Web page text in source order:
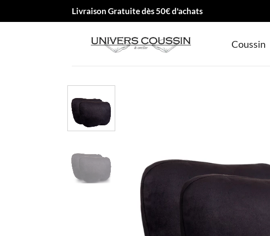
Livraison Gratuite dès 50€ d'achats
Coussin